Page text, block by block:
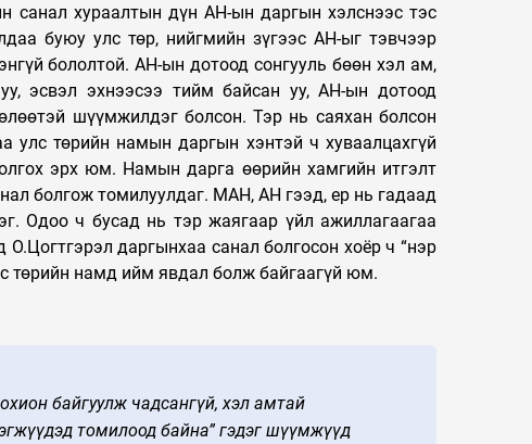
санал хураалтын дүн АН-ын даргын хэлснээс тэс
буюу улс төр, нийгмийн зүгээс АН-ыг тэвчээр
бололтой. АН-ын дотоод сонгууль бөөн хэл ам,
эсвэл эхнээсээ тийм байсан уу, АН-ын дотоод
шүүмжилдэг болсон. Тэр нь саяхан болсон
төрийн намын даргын хэнтэй ч хуваалцахгүй
эрх юм. Намын дарга өөрийн хамгийн итгэлт
болгож томилуулдаг. МАН, АН гээд, ер нь гадаад
Одоо ч бусад нь тэр жаягаар үйл ажиллагаагаа
даргынхаа санал болгосон хоёр ч “нэр
төрийн намд ийм явдал болж байгаагүй юм.
байгуулж чадсангүй, хэл амтай
томилоод байна” гэдэг шүүмжүүд